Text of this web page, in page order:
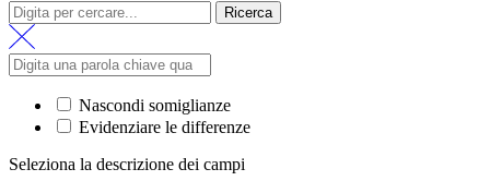
Ricerca
Nascondi somiglianze
Evidenziare le differenze
Seleziona la descrizione dei campi